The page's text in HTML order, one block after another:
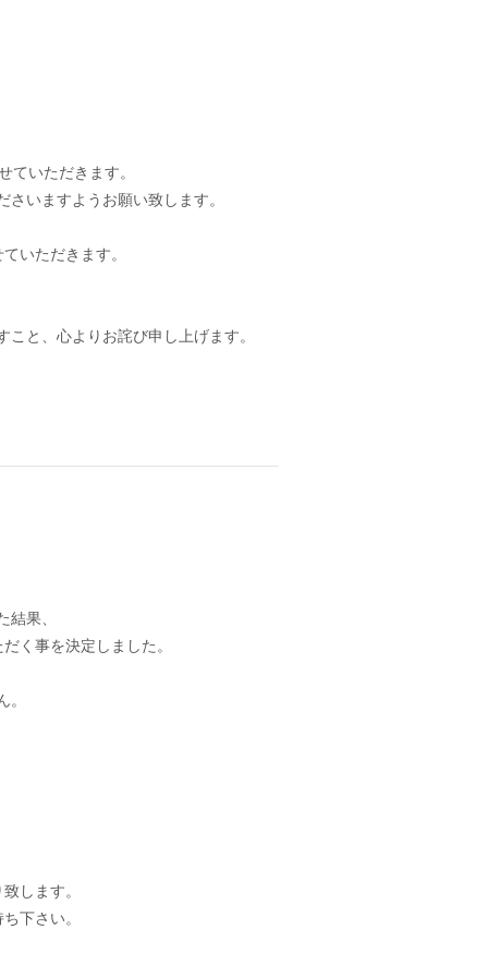
いただきます。
いますようお願い致します。
いただきます。
と、心よりお詫び申し上げます。
果、
く事を決定しました。
します。
下さい。